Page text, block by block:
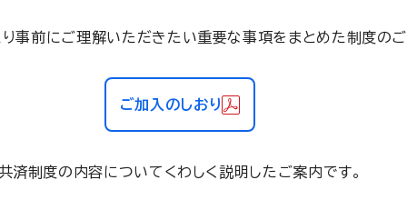
事前にご理解いただきたい重要な事項をまとめた制度のご
ご加入のしおり
済制度の内容についてくわしく説明したご案内です。